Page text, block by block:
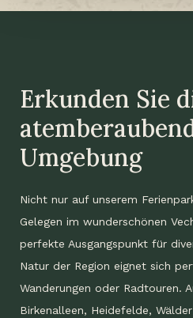
Erkunden Sie
Umgebung
Nicht nur auf unserem
Gelegen im wunderschönen
perfekte Ausgangspunkt für
Natur der Region eignet sich
Wanderungen oder Radtouren.
Birkenalleen, Heidefelde,